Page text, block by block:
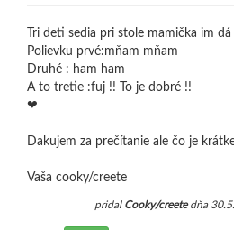
Tri deti sedia pri stole mamička im dá
Polievku prvé:mňam mňam
Druhé : ham ham
A to tretie :fuj !! To je dobré !!
❤
Dakujem za prečítanie ale čo je
Vaša cooky/creete
pridal Cooky/creetedňa